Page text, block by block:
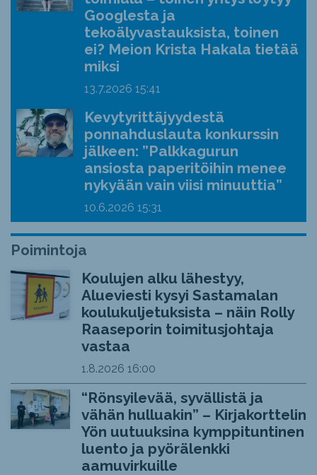
Googlesta ja
tekoälyvastauksista, toinen
ei? Meion Krista Hakala tietää
miksi
13.7.2026 15:41
Kevytyrittäjyydestä
ponnahduslauta konkurssin
jälkeen: ”Palkkagurun
ansiosta paperitöihin menee
nykyään vain viisi minuuttia”
10.6.2026 15:31
Poimintoja
Koulujen alku lähestyy,
Alueviesti kysyi Sastamalan
koulukuljetuksista – näin Rolly
Raaseporin toimitusjohtaja
vastaa
1.8.2026 16:00
“Rönsyilevää, syvällistä ja
vähän hulluakin” – Kirjakorttelin
Yön uutuuksina kymppituntinen
luento ja pyörälenkki
aamuvirkuille